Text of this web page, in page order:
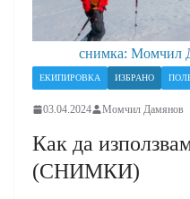
снимка: Момчил
ЕКИПИРОВКА ИЗБРАНО
03.04.2024 Момчил Дамянов
Как да
(СНИМКИ)